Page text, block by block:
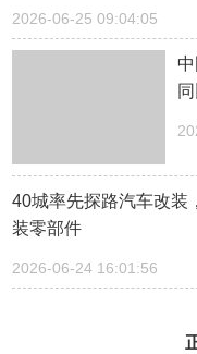
2026-06-25 09:04:05
40城率先探路汽车改装
装零部件
2026-06-24 16:01:56